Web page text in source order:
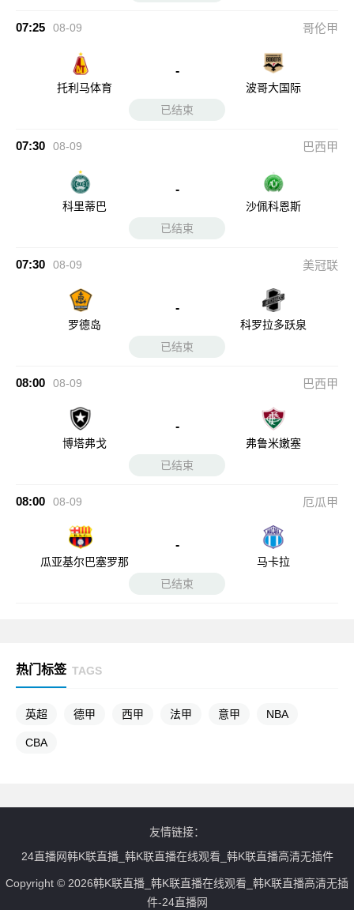
07:25 08-09 哥伦甲
托利马体育
-
波哥大国际
已结束
07:30 08-09 巴西甲
科里蒂巴
-
沙佩科恩斯
已结束
07:30 08-09 美冠联
罗德岛
-
科罗拉多跃泉
已结束
08:00 08-09 巴西甲
博塔弗戈
-
弗鲁米嫩塞
已结束
08:00 08-09 厄瓜甲
瓜亚基尔巴塞罗那
-
马卡拉
已结束
热门标签 TAGS
英超 德甲 西甲 法甲 意甲 NBA
CBA
友情链接：
24直播网韩K联直播_韩K联直播在线观看_韩K联直播高清无插件
Copyright © 2026韩K联直播_韩K联直播在线观看_韩K联直播高清无插
件-24直播网